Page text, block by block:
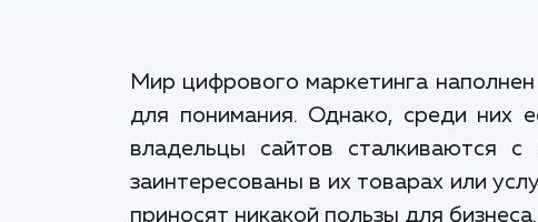
Мир цифрового маркетинга
для понимания. Однако, среди них
владельцы сайтов сталкиваются
заинтересованы в их товарах или
приносят никакой пользы для бизнеса.